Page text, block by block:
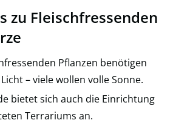
zu Fleischfressenden
Pflanzen benötigen
– viele wollen volle Sonne.
bietet sich auch die Einrichtung
Terrariums an.